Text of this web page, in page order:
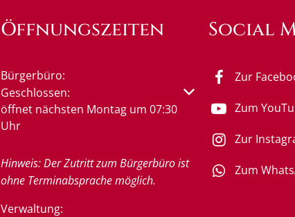
Öffnungszeiten
Bürgerbüro:
Klicken, um weitere Öffnungs- oder Schließzeiten
Geschlossen:
öffnet nächsten Montag um 07:30
Uhr
Hinweis: Der Zutritt zum Bürgerbüro ist
ohne Terminabsprache möglich.
Verwaltung:
Social
Zur
Zum
Zur
Zum